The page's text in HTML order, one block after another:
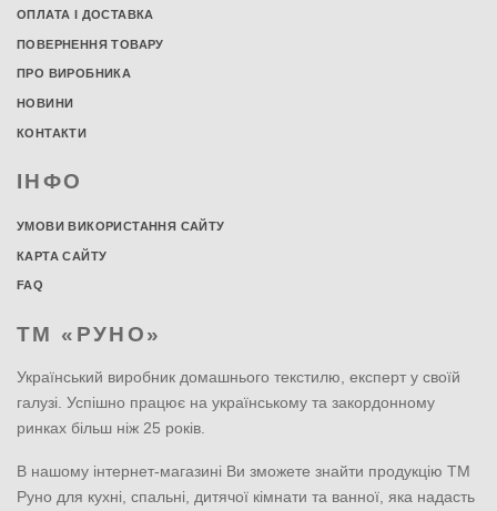
ОПЛАТА І ДОСТАВКА
ПОВЕРНЕННЯ ТОВАРУ
ПРО ВИРОБНИКА
НОВИНИ
КОНТАКТИ
ІНФО
УМОВИ ВИКОРИСТАННЯ САЙТУ
КАРТА САЙТУ
FAQ
ТМ «РУНО»
Український виробник домашнього текстилю, експерт у своїй
галузі. Успішно працює на українському та закордонному
ринках більш ніж 25 років.
В нашому інтернет-магазині Ви зможете знайти продукцію ТМ
Руно для кухні, спальні, дитячої кімнати та ванної, яка надасть